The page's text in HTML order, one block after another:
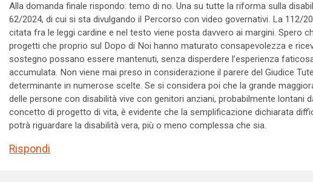
Alla domanda finale rispondo: temo di no. Una su tutte la riforma sulla
62/2024, di cui si sta divulgando il Percorso con video governativi. La 112/
citata fra le leggi cardine e nel testo viene posta davvero ai margini. Spero
progetti che proprio sul Dopo di Noi hanno maturato consapevolezza e
sostegno possano essere mantenuti, senza disperdere l’esperienza
accumulata. Non viene mai preso in considerazione il parere del Giudice
determinante in numerose scelte. Se si considera poi che la grande
delle persone con disabilità vive con genitori anziani, probabilmente lontani
concetto di progetto di vita, è evidente che la semplificazione dichiarata
potrà riguardare la disabilità vera, più o meno complessa che sia.
Rispondi